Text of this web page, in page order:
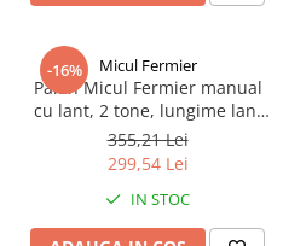
-16% Micul Fermier
Palan Micul Fermier manual
cu lant, 2 tone, lungime lant
3m, GF-0451
355,21 Lei
299,54 Lei
IN STOC